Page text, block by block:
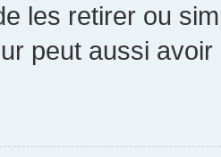
les retirer ou
peut aussi